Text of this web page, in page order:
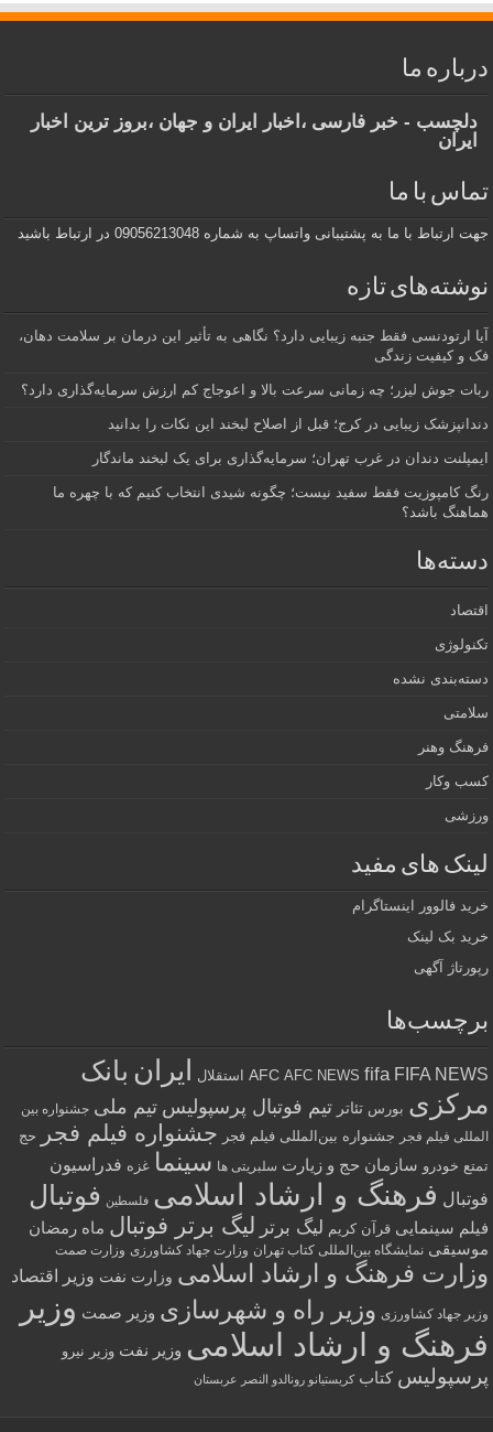
درباره ما
دلچسب - خبر فارسی ،اخبار ایران و جهان ،بروز ترین اخبار
ایران
تماس با ما
جهت ارتباط با ما به پشتیبانی واتساپ به شماره 09056213048 در ارتباط باشید
نوشته‌های تازه
آیا ارتودنسی فقط جنبه زیبایی دارد؟ نگاهی به تأثیر این درمان بر سلامت دهان،
فک و کیفیت زندگی
ربات جوش لیزر؛ چه زمانی سرعت بالا و اعوجاج کم ارزش سرمایه‌گذاری دارد؟
دندانپزشک زیبایی در کرج؛ قبل از اصلاح لبخند این نکات را بدانید
ایمپلنت دندان در غرب تهران؛ سرمایه‌گذاری برای یک لبخند ماندگار
رنگ کامپوزیت فقط سفید نیست؛ چگونه شیدی انتخاب کنیم که با چهره ما
هماهنگ باشد؟
دسته‌ها
اقتصاد
تکنولوژی
دسته‌بندی نشده
سلامتی
فرهنگ وهنر
کسب وکار
ورزشی
لینک های مفید
خرید فالوور اینستاگرام
خرید بک لینک
رپورتاژ آگهی
برچسب‌ها
AFC AFC NEWS fifa FIFA NEWS استقلال ایران بانک
مرکزی بورس تئاتر تیم فوتبال پرسپولیس تیم ملی جشنواره بین
المللی فیلم فجر جشنواره بین‌المللی فیلم فجر جشنواره فیلم فجر
حج
تمتع خودرو سازمان حج و زیارت سلبریتی ها سینما غزه فدراسیون
فوتبال فرهنگ و ارشاد اسلامی فلسطین فوتبال
فیلم سینمایی قرآن کریم لیگ برتر لیگ برتر فوتبال ماه رمضان
موسیقی نمایشگاه بین‌المللی کتاب تهران وزارت جهاد کشاورزی وزارت صمت
وزارت فرهنگ و ارشاد اسلامی وزارت نفت وزیر اقتصاد
وزیر جهاد کشاورزی وزیر راه و شهرسازی وزیر صمت وزیر
فرهنگ و ارشاد اسلامی وزیر نفت وزیر نیرو
پرسپولیس کتاب کریستیانو رونالدو النصر عربستان